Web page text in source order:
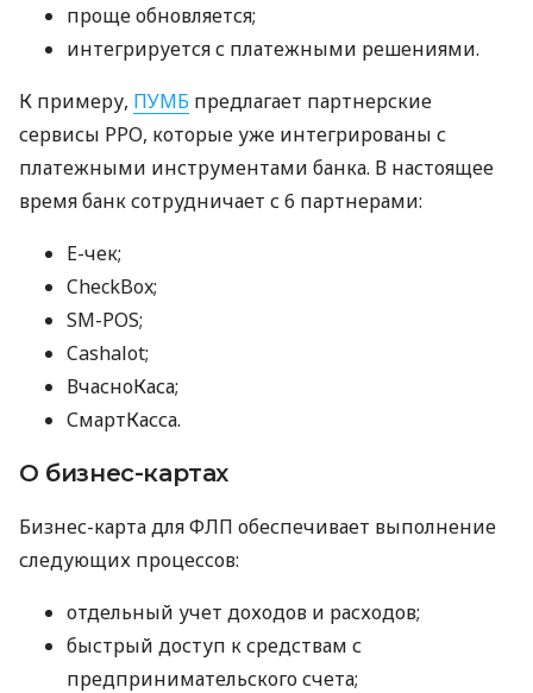
проще обновляется;
интегрируется с платежными решениями.
К примеру, ПУМБ предлагает партнерские
сервисы РРО, которые уже интегрированы с
платежными инструментами банка. В настоящее
время банк сотрудничает с 6 партнерами:
E-чек;
CheckBox;
SM-POS;
Cashalot;
ВчасноКаса;
СмартКасса.
О бизнес-картах
Бизнес-карта для ФЛП обеспечивает выполнение
следующих процессов:
отдельный учет доходов и расходов;
быстрый доступ к средствам с
предпринимательского счета;